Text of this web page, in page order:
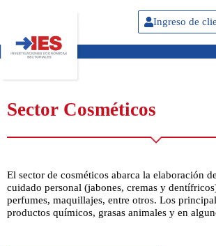
Ingreso de
Sector Cosméticos
El sector de cosméticos abarca la elaboración
cuidado personal (jabones, cremas y
perfumes, maquillajes, entre otros. Los
productos químicos, grasas animales y en